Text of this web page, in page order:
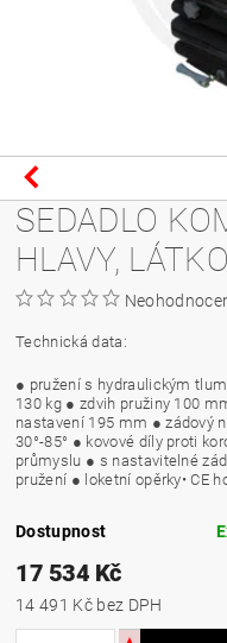
SEDADLO
HLAVY,
Technická data:
● pružení s hydraulickým
130 kg ● zdvih pružiny 100
nastavení 195 mm ● zádový
30°-85° ● kovové díly proti
průmyslu ● s nastavitelné
pružení ● loketní opěrky• CE
Dostupnost
17 534 Kč
14 491 Kč bez DPH